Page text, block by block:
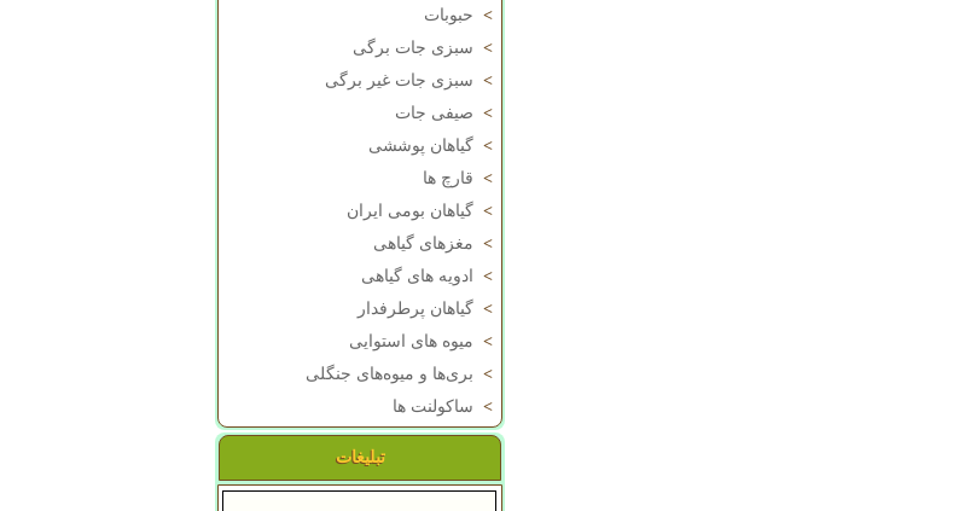
> حبوبات
> سبزی جات برگی
> سبزی جات غیر برگی
> صیفی جات
> گیاهان پوششی
> قارچ ها
> گیاهان بومی ایران
> مغزهای گیاهی
>
ادویه های گیاهی
> گیاهان پرطرفدار
> میوه های استوایی
> بری‌ها و میوه‌های جنگلی
> ساکولنت ها
تبلیغات